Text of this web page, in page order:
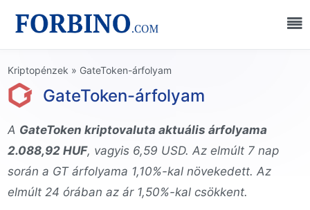
Kriptopénzek » GateToken-árfolyam
GateToken-árfolyam
A GateToken kriptovaluta aktuális árfolyama
2.088,92 HUF, vagyis 6,59 USD. Az elmúlt 7 nap
során a GT árfolyama 1,10%-kal növekedett. Az
elmúlt 24 órában az ár 1,50%-kal csökkent.